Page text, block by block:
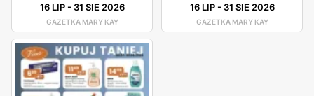
16 LIP- 31 SIE 2026
GAZETKA MARY KAY
16 LIP- 31 SIE 2026
GAZETKA MARY KAY